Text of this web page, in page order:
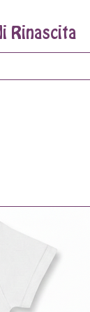
Rinascita